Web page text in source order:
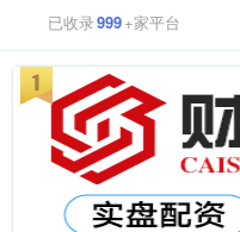
已收录999+家平台